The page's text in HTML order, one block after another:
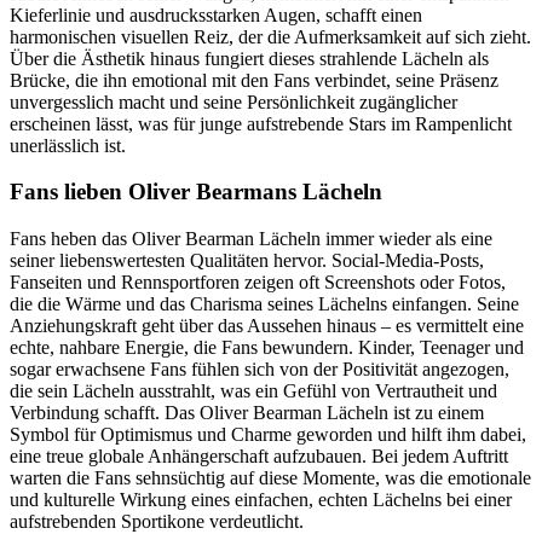
Kieferlinie und ausdrucksstarken Augen, schafft einen
harmonischen visuellen Reiz, der die Aufmerksamkeit auf sich zieht.
Über die Ästhetik hinaus fungiert dieses strahlende Lächeln als
Brücke, die ihn emotional mit den Fans verbindet, seine Präsenz
unvergesslich macht und seine Persönlichkeit zugänglicher
erscheinen lässt, was für junge aufstrebende Stars im Rampenlicht
unerlässlich ist.
Fans lieben Oliver Bearmans Lächeln
Fans heben das Oliver Bearman Lächeln immer wieder als eine
seiner liebenswertesten Qualitäten hervor. Social-Media-Posts,
Fanseiten und Rennsportforen zeigen oft Screenshots oder Fotos,
die die Wärme und das Charisma seines Lächelns einfangen. Seine
Anziehungskraft geht über das Aussehen hinaus – es vermittelt eine
echte, nahbare Energie, die Fans bewundern. Kinder, Teenager und
sogar erwachsene Fans fühlen sich von der Positivität angezogen,
die sein Lächeln ausstrahlt, was ein Gefühl von Vertrautheit und
Verbindung schafft. Das Oliver Bearman Lächeln ist zu einem
Symbol für Optimismus und Charme geworden und hilft ihm dabei,
eine treue globale Anhängerschaft aufzubauen. Bei jedem Auftritt
warten die Fans sehnsüchtig auf diese Momente, was die emotionale
und kulturelle Wirkung eines einfachen, echten Lächelns bei einer
aufstrebenden Sportikone verdeutlicht.